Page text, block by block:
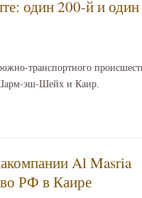
один 200-й и
транспортного
Шарм-эш-Шейх и Каир.
Al Masria
РФ в Каире